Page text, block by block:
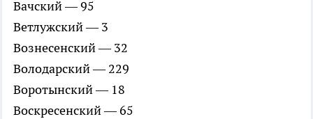
Вачский — 95
Ветлужский — 3
Вознесенский — 32
Володарский — 229
Воротынский — 18
Воскресенский — 65